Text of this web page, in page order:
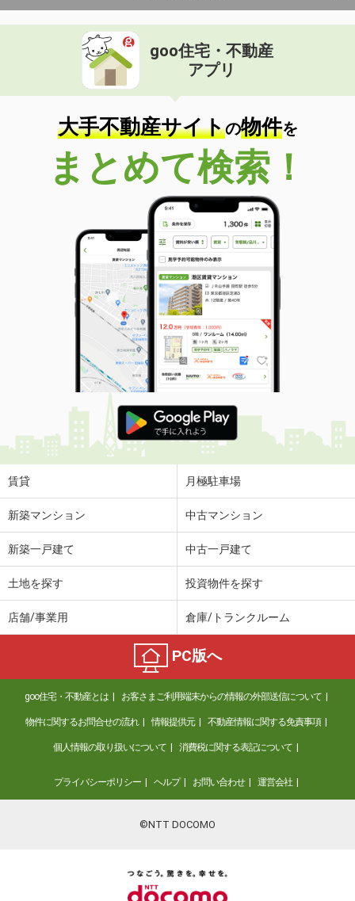
goo住宅・不動産
アプリ
大手不動産サイトの物件を
まとめて検索！
賃貸 月極駐車場
新築マンション 中古マンション
新築一戸建て 中古一戸建て
土地を探す 投資物件を探す
店舗/事業用 倉庫/トランクルーム
PC版へ
goo住宅・不動産とは お客さまご利用端末からの情報の外部送信について
物件に関するお問合せの流れ 情報提供元 不動産情報に関する免責事項
個人情報の取り扱いについて 消費税に関する表記について
プライバシーポリシー ヘルプ お問い合わせ 運営会社
©NTT DOCOMO